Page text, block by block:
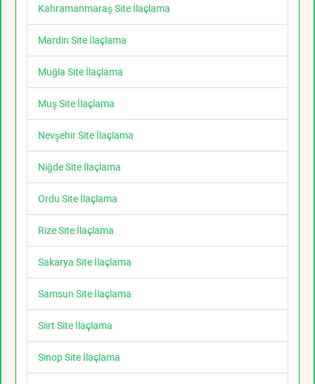
Kahramanmaraş Site İlaçlama
Mardin Site İlaçlama
Muğla Site İlaçlama
Muş Site İlaçlama
Nevşehir Site İlaçlama
Niğde Site İlaçlama
Ordu Site İlaçlama
Rize Site İlaçlama
Sakarya Site İlaçlama
Samsun Site İlaçlama
Siirt Site İlaçlama
Sinop Site İlaçlama